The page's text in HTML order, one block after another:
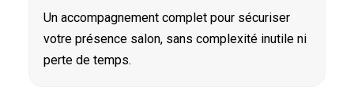
Un accompagnement complet pour sécuriser
votre présence salon, sans complexité inutile ni
perte de temps.